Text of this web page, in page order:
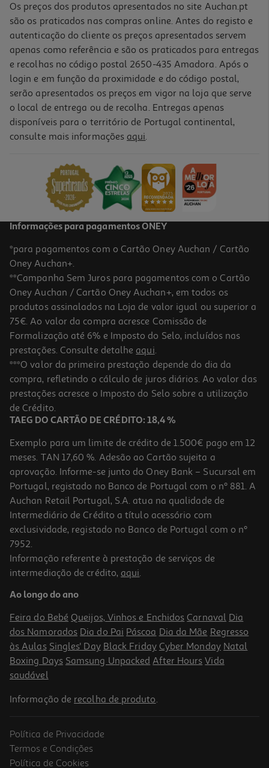
4.9
Coluna Portátil Bt Jbl Xtreme 5 Squad
349,99 €
4.6 (423)
Coluna Portatil Jbl Clip 5 Purpura
69.99 €/un
69,99 €
4.5
Coluna Portatil Jbl Flip7 Azul
149.99 €/un
149,99 €
Os preços dos produtos apresentados no site Auchan.pt
são os praticados nas compras online. Antes do registo e
autenticação do cliente os preços apresentados servem
apenas como referência e são os praticados para entregas
e recolhas no código postal 2650-435 Amadora. Após o
login e em função da proximidade e do código postal,
serão apresentados os preços em vigor na loja que serve
o local de entrega ou de recolha. Entregas apenas
disponíveis para o território de Portugal continental,
consulte mais informações aqui.
Informações para pagamentos ONEY
*para pagamentos com o Cartão Oney Auchan / Cartão
Oney Auchan+.
**Campanha Sem Juros para pagamentos com o Cartão
Oney Auchan / Cartão Oney Auchan+, em todos os
produtos assinalados na Loja de valor igual ou superior a
75€. Ao valor da compra acresce Comissão de
Formalização até 6% e Imposto do Selo, incluídos nas
prestações. Consulte detalhe aqui.
***O valor da primeira prestação depende do dia da
compra, refletindo o cálculo de juros diários. Ao valor das
prestações acresce o Imposto do Selo sobre a utilização
de Crédito.
TAEG DO CARTÃO DE CRÉDITO: 18,4 %
Exemplo para um limite de crédito de 1.500€ pago em 12
meses. TAN 17,60 %. Adesão ao Cartão sujeita a
aprovação. Informe-se junto do Oney Bank – Sucursal em
Portugal, registado no Banco de Portugal com o nº 881. A
Auchan Retail Portugal, S.A. atua na qualidade de
Intermediário de Crédito a título acessório com
exclusividade, registado no Banco de Portugal com o nº
7952.
Informação referente à prestação de serviços de
intermediação de crédito, aqui.
Ao longo do ano
Feira do Bebé Queijos, Vinhos e Enchidos Carnaval Dia
dos Namorados Dia do Pai Páscoa Dia da Mãe Regresso
às Aulas Singles' Day Black Friday Cyber Monday Natal
Boxing Days Samsung Unpacked After Hours Vida
saudável
Informação de recolha de produto.
Política de Privacidade
Termos e Condições
Política de Cookies